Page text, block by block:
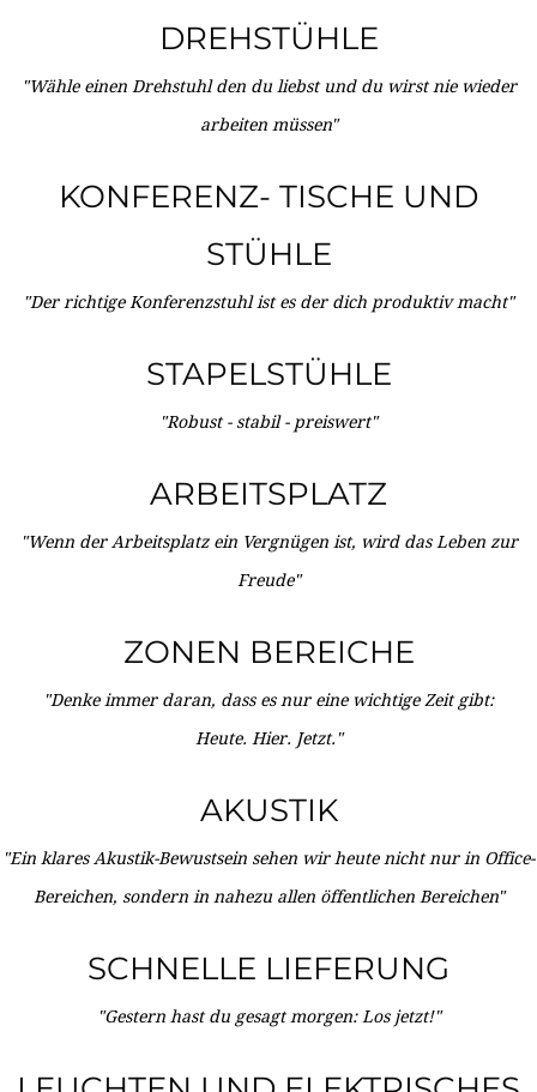
DREHSTÜHLE
"Wähle einen Drehstuhl den du liebst und du wirst nie wieder
arbeiten müssen"
KONFERENZ- TISCHE UND
STÜHLE
"Der richtige Konferenzstuhl ist es der dich produktiv macht"
STAPELSTÜHLE
"Robust - stabil - preiswert"
ARBEITSPLATZ
"Wenn der Arbeitsplatz ein Vergnügen ist, wird das Leben zur
Freude"
ZONEN BEREICHE
"Denke immer daran, dass es nur eine wichtige Zeit gibt:
Heute. Hier. Jetzt."
AKUSTIK
"Ein klares Akustik-Bewustsein sehen wir heute nicht nur in Office-
Bereichen, sondern in nahezu allen öffentlichen Bereichen"
SCHNELLE LIEFERUNG
"Gestern hast du gesagt morgen: Los jetzt!"